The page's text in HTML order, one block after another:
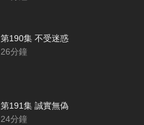
第190集 不受迷惑
26分鐘
第191集 誠實無偽
24分鐘